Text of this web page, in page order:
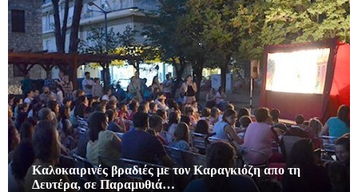
Καλοκαιρινές βραδιές με τον Καραγκιόζη απο τη
Δευτέρα, σε Παραμυθιά…